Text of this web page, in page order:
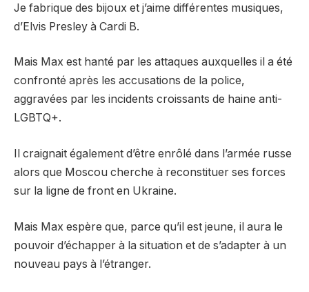
Je fabrique des bijoux et j’aime différentes musiques,
d’Elvis Presley à Cardi B.
Mais Max est hanté par les attaques auxquelles il a été
confronté après les accusations de la police,
aggravées par les incidents croissants de haine anti-
LGBTQ+.
Il craignait également d’être enrôlé dans l’armée russe
alors que Moscou cherche à reconstituer ses forces
sur la ligne de front en Ukraine.
Mais Max espère que, parce qu’il est jeune, il aura le
pouvoir d’échapper à la situation et de s’adapter à un
nouveau pays à l’étranger.